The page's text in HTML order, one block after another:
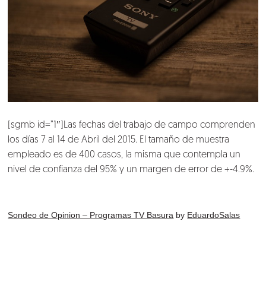
[sgmb id=”1″]Las fechas del trabajo de campo comprenden
los días 7 al 14 de Abril del 2015. El tamaño de muestra
empleado es de 400 casos, la misma que contempla un
nivel de confianza del 95% y un margen de error de +-4.9%.
Sondeo de Opinion – Programas TV Basura by EduardoSalas